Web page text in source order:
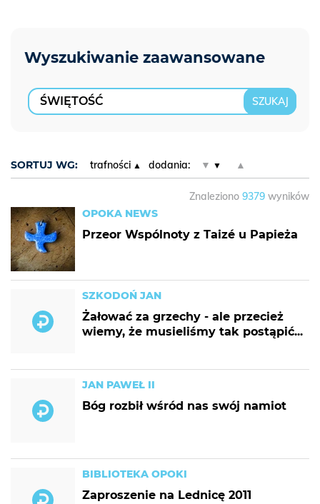
SORTUJ WG: trafności dodania: ▼ ▲
Znaleziono 9379 wyników
OPOKA NEWS
Przeor Wspólnoty z Taizé u Papieża
SZKODOŃ JAN
Żałować za grzechy - ale przecież
wiemy, że musieliśmy tak postąpić...
JAN PAWEŁ II
Bóg rozbił wśród nas swój namiot
BIBLIOTEKA OPOKI
Zaproszenie na Lednicę 2011